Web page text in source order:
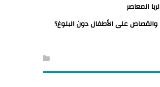
المعاصر
على الأطفال دون البلوغ؟